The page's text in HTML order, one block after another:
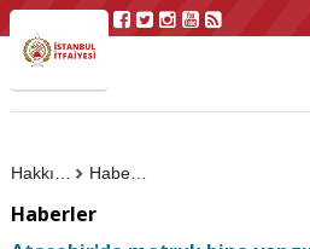
Haberler
Haberler